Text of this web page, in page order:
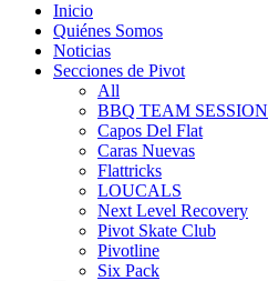
Inicio
Quiénes Somos
Noticias
Secciones de Pivot
All
BBQ TEAM SESSION
Capos Del Flat
Caras Nuevas
Flattricks
LOUCALS
Next Level Recovery
Pivot Skate Club
Pivotline
Six Pack